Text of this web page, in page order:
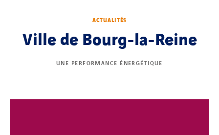
ACTUALITÉS
Ville de Bourg-la-Reine
UNE PERFORMANCE ÉNERGÉTIQUE